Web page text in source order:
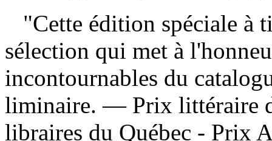
"Cette édition spéciale à
sélection qui met à
incontournables du
liminaire. — Prix littéraire
libraires du Québec - Prix